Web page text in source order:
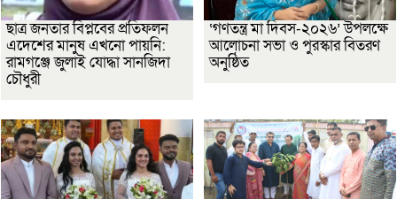
ছাত্র জনতার বিপ্লবের প্রতিফলন
এদেশের মানুষ এখনো পায়নি:
রামগঞ্জে জুলাই যোদ্ধা সানজিদা
চৌধুরী
‘গণতন্ত্র মা দিবস-২০২৬’ উপলক্ষে
আলোচনা সভা ও পুরস্কার বিতরণ
অনুষ্ঠিত